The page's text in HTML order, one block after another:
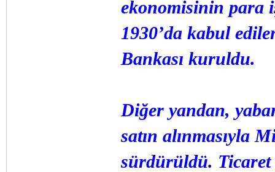
ekonomisinin para
1930’da kabul
Bankası kuruldu.
Diğer yandan,
satın alınmasıyla
sürdürüldü. Ticaret